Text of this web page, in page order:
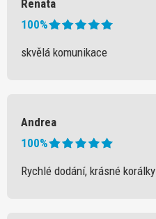
Renata
100%
skvělá komunikace
Andrea
100%
Rychlé dodání, krásné korálky